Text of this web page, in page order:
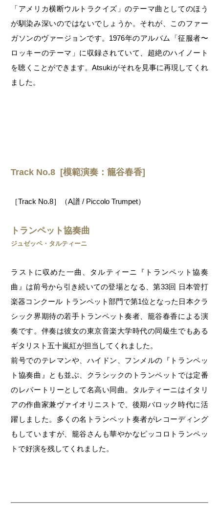
「アメリカ横断ウルトラクイズ」のテーマ曲としてのほう
が馴染み深いのではないでしょうか。それが、このファー
ガソンのヴァージョンです。1976年のアルバム「征服者〜
ロッキーのテーマ」に収録されていて、超絶のハイノート
を聴くことができます。Atsukiがそれを見事に再現してくれ
ました。
Track No.8 [模範演奏：籠谷春香]
［Track No.8］（A譜 / Piccolo Trumpet）
トランペット協奏曲
ジュゼッペ・タルティーニ
ラストに収めた一曲、タルティーニ『トランペット協奏
曲』は前号から引き続いての登場となる、第33回 日本管打
楽器コンクール トランペット部門で第1位となった日本クラ
シック界期待の若手トランペット奏者、籠谷春香による演
奏です。伴奏は彼女の東京音楽大学時代の同級生でもある
ギタリスト五十嵐紅が担当してくれました。
前号でのテレマンや、ハイドン、フンメルの『トランペッ
ト協奏曲』とも並ぶ、クラシックのトランペットでは定番
のレパートリーとして名高い同曲。タルティーニはイタリ
アの作曲家兼ヴァイオリニストで、後期バロック時代に活
躍しました。多くの名トランペット奏者がレコーディング
もしていますが、籠谷さんも華やかなピッコロトランペッ
トで好演を残してくれました。